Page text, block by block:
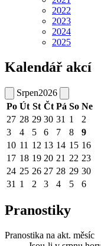
2022
2023
2024
2025
Kalendář akcí
Srpen2026
Po Út St Čt Pá So Ne
27 28 29 30 31 1
2
3
4 5 6 7 8
9
10 11 12 13 14 15 16
17 18 19 20 21 22 23
24 25 26 27 28 29 30
31 1 2 3 4 5 6
Pranostiky
Pranostika na akt. měsíc